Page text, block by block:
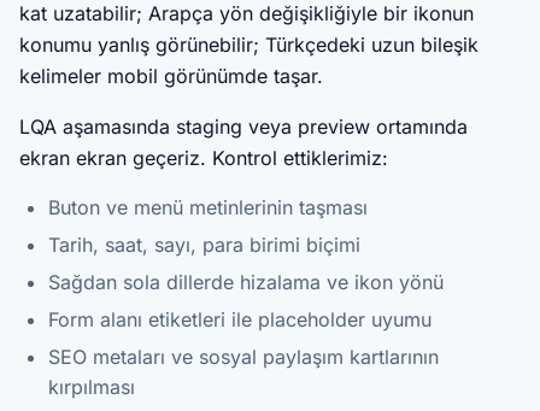
kat uzatabilir; Arapça yön değişikliğiyle bir ikonun
konumu yanlış görünebilir; Türkçedeki uzun bileşik
kelimeler mobil görünümde taşar.
LQA aşamasında staging veya preview ortamında
ekran ekran geçeriz. Kontrol ettiklerimiz:
Buton ve menü metinlerinin taşması
Tarih, saat, sayı, para birimi biçimi
Sağdan sola dillerde hizalama ve ikon yönü
Form alanı etiketleri ile placeholder uyumu
SEO metaları ve sosyal paylaşım kartlarının
kırpılması